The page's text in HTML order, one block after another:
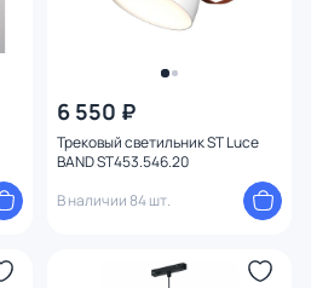
6 550 ₽
Трековый светильник ST Luce
BAND ST453.546.20
В наличии 84 шт.